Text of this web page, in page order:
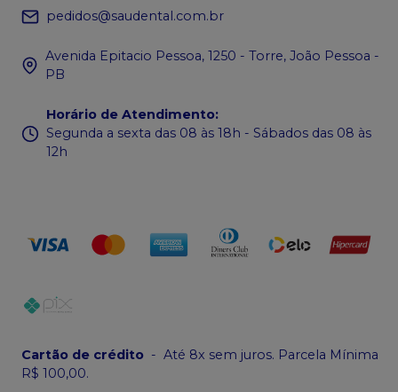
pedidos@saudental.com.br
Avenida Epitacio Pessoa, 1250 - Torre, João Pessoa -
PB
Horário de Atendimento:
Segunda a sexta das 08 às 18h - Sábados das 08 às
12h
Cartão de crédito - Até 8x sem juros. Parcela Mínima
R$ 100,00.